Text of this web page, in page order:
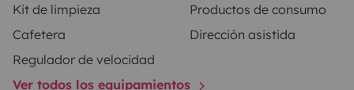
Kit de limpieza
Productos de consumo
Cafetera
Dirección asistida
Regulador de velocidad
Ver todos los equipamientos